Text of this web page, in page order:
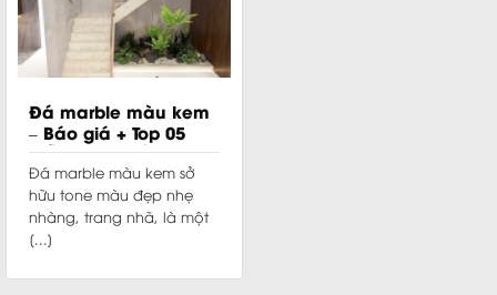
Đá marble màu kem
– Báo giá + Top 05
mẫu đẹp nhất
Đá marble màu kem sở
hữu tone màu đẹp nhẹ
nhàng, trang nhã, là một
[...]